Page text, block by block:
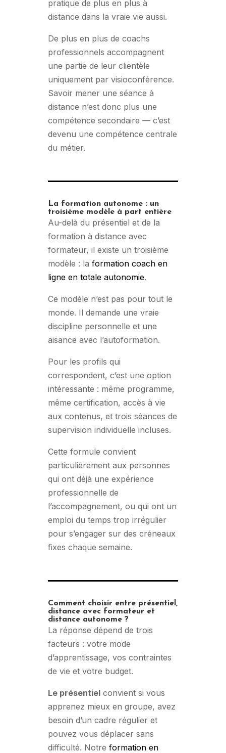
pratique de plus en plus à
distance dans la vraie vie aussi.
De plus en plus de coachs
professionnels accompagnent
une partie de leur clientèle
uniquement par visioconférence.
Savoir mener une séance à
distance n’est donc plus une
compétence secondaire — c’est
devenu une compétence centrale
du métier.
La formation autonome : un
troisième modèle à part entière
Au-delà du présentiel et de la
formation à distance avec
formateur, il existe un troisième
modèle : la formation coach en
ligne en totale autonomie.
Ce modèle n’est pas pour tout le
monde. Il demande une vraie
discipline personnelle et une
aisance avec l’autoformation.
Pour les profils qui
correspondent, c’est une option
intéressante : même programme,
même certification, accès à vie
aux contenus, et trois séances de
supervision individuelle incluses.
Cette formule convient
particulièrement aux personnes
qui ont déjà une expérience
professionnelle de
l’accompagnement, ou qui ont un
emploi du temps trop irrégulier
pour s’engager sur des créneaux
fixes chaque semaine.
Comment choisir entre présentiel,
distance avec formateur et
distance autonome ?
La réponse dépend de trois
facteurs : votre mode
d’apprentissage, vos contraintes
de vie et votre budget.
Le présentielconvient si vous
apprenez mieux en groupe, avez
besoin d’un cadre régulier et
pouvez vous déplacer sans
difficulté. Notre formation en